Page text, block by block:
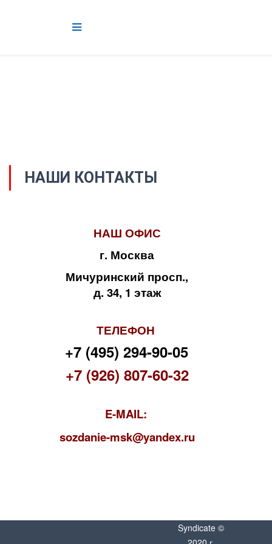
НАШИ КОНТАКТЫ
НАШ ОФИС
г. Москва
Мичуринский просп.,
д. 34, 1 этаж
ТЕЛЕФОН
+7 (495) 294-90-05
+7 (926) 807-60-32
E-MAIL:
sozdanie-msk@yandex.ru
Syndicate ©